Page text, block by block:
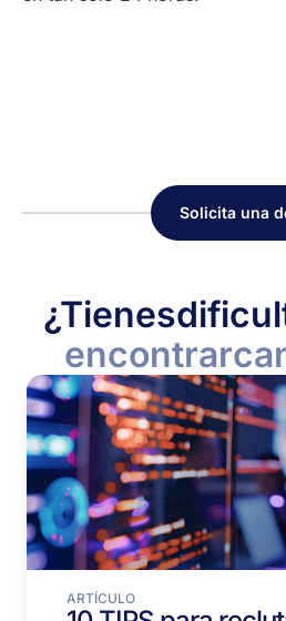
Solicita una
¿Tienes
encontrar
ARTÍCULO